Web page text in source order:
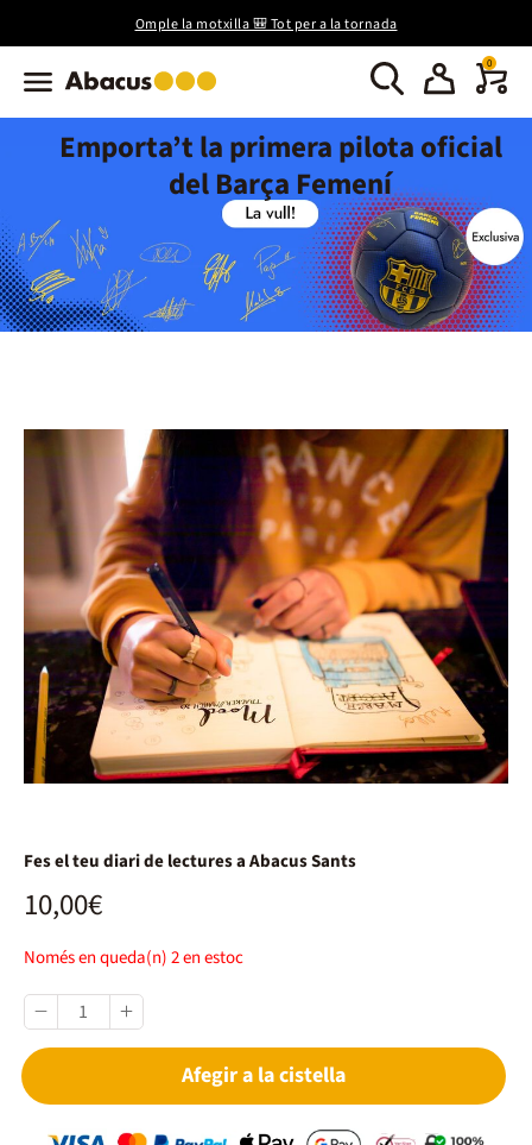
Omple la motxilla 🎒 Tot per a la tornada
0
Emporta’t la primera pilota oficial
del Barça Femení
Fes el teu diari de lectures a Abacus Sants
10,00€
Només en queda(n)2en estoc
Afegir a la cistella